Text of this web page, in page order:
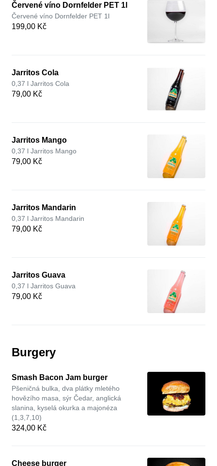
Červené víno Dornfelder PET 1l
Červené víno Dornfelder PET 1l
199,00 Kč
Jarritos Cola
0,37 l Jarritos Cola
79,00 Kč
Jarritos Mango
0,37 l Jarritos Mango
79,00 Kč
Jarritos Mandarin
0,37 l Jarritos Mandarin
79,00 Kč
Jarritos Guava
0,37 l Jarritos Guava
79,00 Kč
Burgery
Smash Bacon Jam burger
Pšeničná bulka, dva plátky mletého
hovězího masa, sýr Čedar, anglická
slanina, kyselá okurka a majonéza
(1,3,7,10)
324,00 Kč
Cheese burger